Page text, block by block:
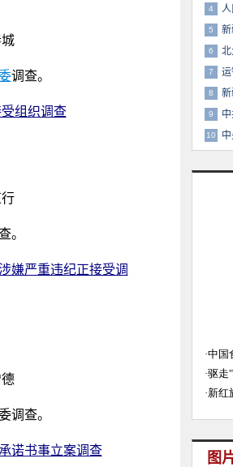
调查。
组织调查
。
嫌严重违纪正接受调
调查。
诺书事立案调查
4
易5 新
6
7
8
9
10
图